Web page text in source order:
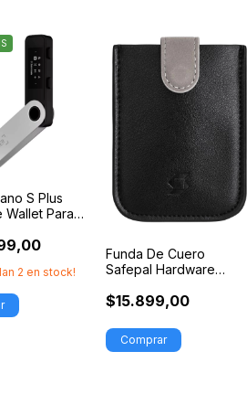
S Plus
Wallet Para
2 en stock!
Funda De Cuero
Safepal Hardware
$15.899,00